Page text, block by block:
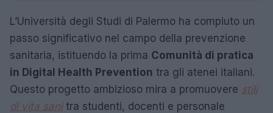
L’Università degli Studi di Palermo ha compiuto un
passo significativo nel campo della prevenzione
sanitaria, istituendo la prima Comunità di pratica
in Digital Health Prevention tra gli atenei italiani.
Questo progetto ambizioso mira a promuovere stili
di vita sanitra studenti, docenti e personale